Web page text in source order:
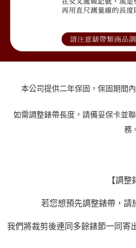
本公司提供二年保固，保固期間
如需調整錶帶長度，請備妥保卡並
務
【調整
若您想預先調整錶帶，請
我們將裁剪後連同多餘錶節一同寄